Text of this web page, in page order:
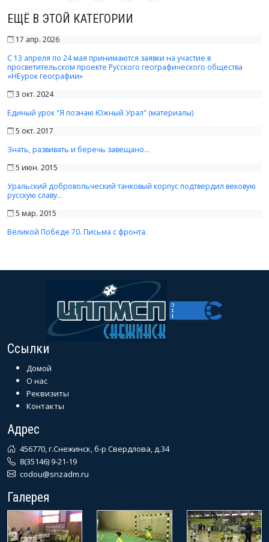
ЕЩЁ В ЭТОЙ КАТЕГОРИИ
17 апр. 2026
С 13 апреля по 24 мая принимаются заявки на участие в
просветительском проекте Русского географического общества
«НЕурок географии»
3 окт. 2024
Единый урок "Я познаю Южный Урал" (материалы)
5 окт. 2017
Знать, развивать и беречь завещано…
5 июн. 2015
Уральский добровольческий танковый корпус подтвердил вековую
русскую славу…
5 мар. 2015
Великой Победе 70. Письма с фронта.
Ссылки
Домой
О нас
Реквизиты
Контакты
Адрес
456770, г.Снежинск, б-р Свердлова, д.34
8(35146) 9-21-19
codou@snzadm.ru
Галерея